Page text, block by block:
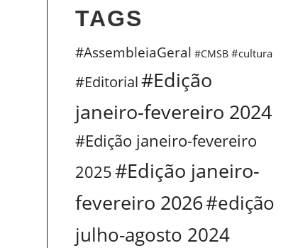
TAGS
#AssembleiaGeral #CMSB #cultura
#Editorial#Edição
janeiro-fevereiro 2024
#Edição janeiro-fevereiro
2025#Edição janeiro-
fevereiro 2026#edição
julho-agosto 2024